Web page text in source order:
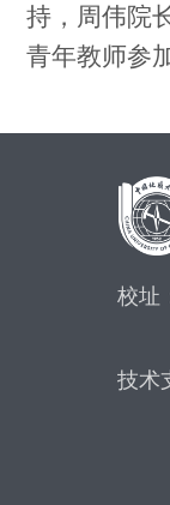
持，周伟院
青年教师参
校址
技术